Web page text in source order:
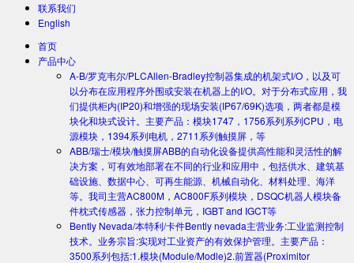
联系我们
English
首页
产品中心
A-B/罗克韦尔/PLCAllen-Bradley控制器集成的机架式I/O，以及可
以分布在应用程序外围或安装在机器上的I/O。对于分布式应用，我
们提供柜内(IP20)和增强的现场安装(IP67/69K)选项，两者都是模
块化和块式设计。主要产品：模块1747，1756系列系列CPU，电
源模块，1394系列电机，2711系列触摸屏，等
ABB/瑞士/模块/触摸屏ABB的自动化设备提供高性能和灵活性的解
决方案，可有效地部署在不同的行业和应用中，包括供水、建筑基
础设施、数据中心、可再生能源、机械自动化、材料处理、海洋
等。我司主营AC800M，AC800F系列模块，DSQC机器人模块备
件枕式传感器，张力控制单元，IGBT and IGCT等
Bently Nevada/本特利/卡件Bently nevada主营业务:工业监测控制
技术。业务宗旨:实现对工业资产的有效保护管理。主要产品：
3500系列包括:1.模块(Module/Modle)2.前置器(Proximitor